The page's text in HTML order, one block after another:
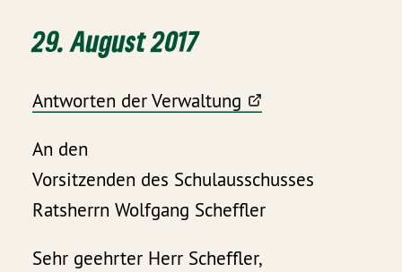
29. August 2017
Antworten der Verwaltung
An den
Vorsitzenden des Schulausschusses
Ratsherrn Wolfgang Scheffler
Sehr geehrter Herr Scheffler,